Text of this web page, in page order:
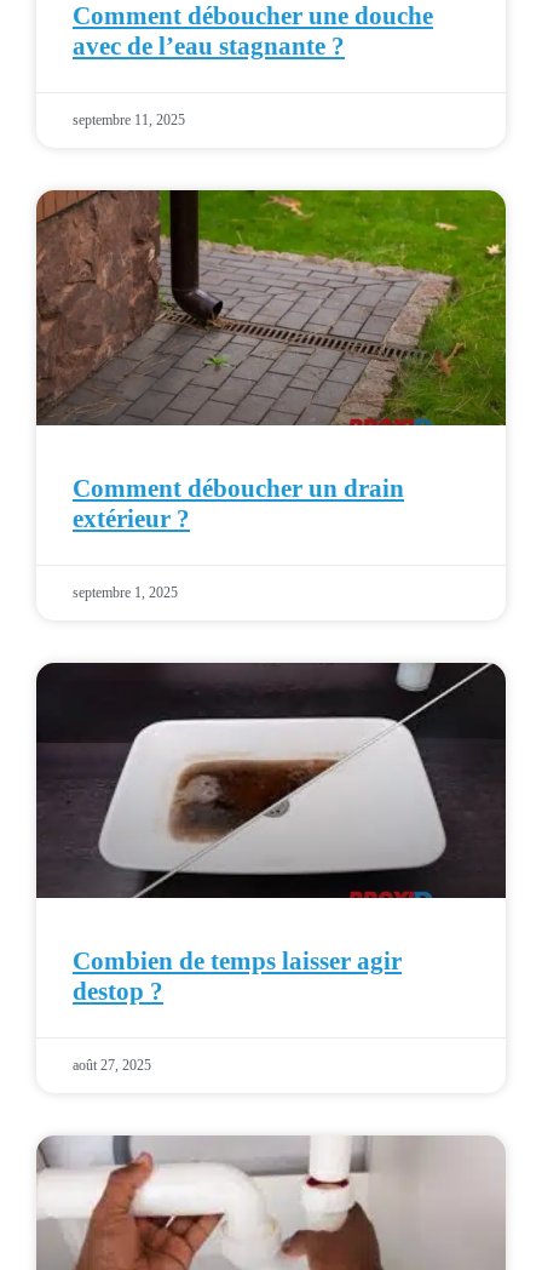
Comment déboucher une douche
avec de l’eau stagnante ?
septembre 11, 2025
Comment déboucher un drain
extérieur ?
septembre 1, 2025
Combien de temps laisser agir
destop ?
août 27, 2025